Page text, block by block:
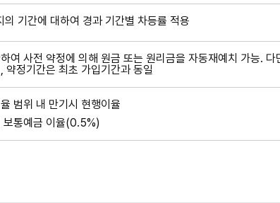
기간에 대하여 경과 기간별 차등률 적용
여 사전 약정에 의해 원금 또는 원리금을 자동재예치 가능.
정기간은 최초 가입기간과 동일
범위 내 만기시 현행이율
보통예금 이율(0.5%)